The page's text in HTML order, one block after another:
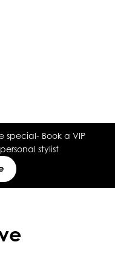
special- Book a VIP
stylist